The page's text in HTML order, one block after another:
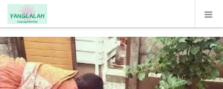
google-site-verification: google331612a372dd2dfc.html